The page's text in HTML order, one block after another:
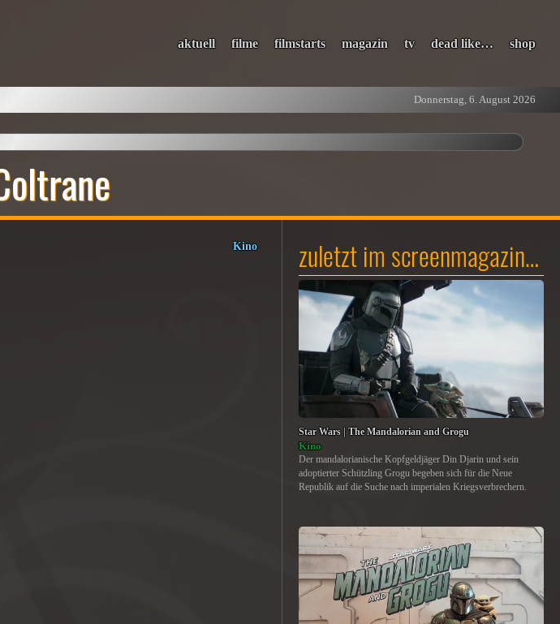
aktuell filme filmstarts magazin tv dead like… shop
Donnerstag, 6. August 2026
Kino zuletzt im screenmagazin…
Star Wars | The Mandalorian and Grogu
Kino
Der mandalorianische Kopfgeldjäger Din Djarin und sein
adoptierter Schützling Grogu begeben sich für die Neue
Republik auf die Suche nach imperialen Kriegsverbrechern.